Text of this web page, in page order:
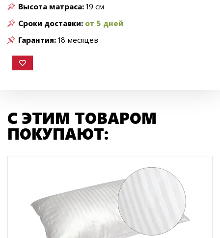
Высота матраса:19 см
Сроки доставки: от 5 дней
Гарантия:18 месяцев
С ЭТИМ ТОВАРОМ
ПОКУПАЮТ: